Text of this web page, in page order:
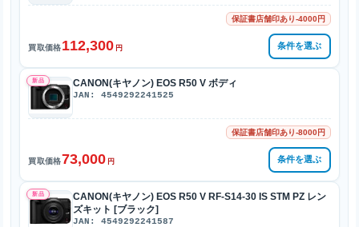
保証書店舗印あり-4000円
買取価格112,300 円 条件を選ぶ
新品 CANON(キヤノン) EOS R50 V ボディ
JAN: 4549292241525
保証書店舗印あり-8000円
買取価格73,000 円 条件を選ぶ
新品
CANON(キヤノン) EOS R50 V RF-S14-30 IS STM PZ レン
ズキット [ブラック]
JAN: 4549292241587